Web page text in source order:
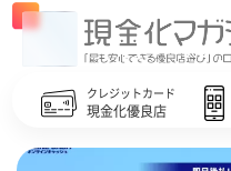
クレジットカード
現金化優良店